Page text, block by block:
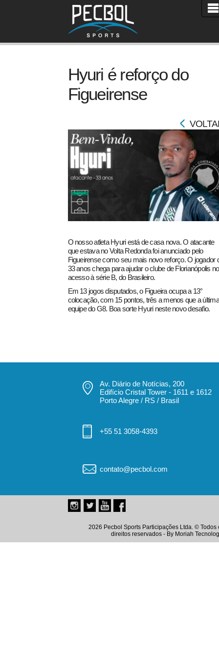
pecbol.com
Hyuri é reforço do
Figueirense
O nosso atleta Hyuri está de casa nova. O atacante
que estava no Volta Redonda foi anunciado pelo
Figueirense como seu mais novo reforço. O jogador
33 anos chega para ajudar o clube de Florianópolis no
acesso à série B, do Brasileiro.
Em 13 jogos disputados, o Figueira ocupa a 13°
colocação, com 15 pontos, três a menos que a última
equipe do G8. Boa sorte Hyuri neste novo desafio.
Av. Diário de Notícias, 200
Edifício Cristal Tower - 1611 e 1612
Porto Alegre / RS / Brasil
+55 51 3058-4393
contato@pecbol.com
2026 Pecbol Sports Participações Ltda. © Todos
direitos reservados - By Moriah